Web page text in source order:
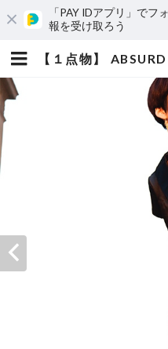
「PAY IDアプリ」で
報を受け取ろう